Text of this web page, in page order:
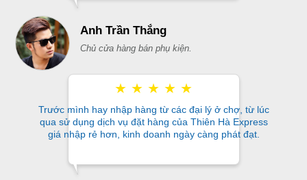
Anh Trần Thắng
Chủ cửa hàng bán phụ kiện.
★ ★ ★ ★ ★
Trước mình hay nhập hàng từ các đại lý ở chợ, từ lúc
qua sử dụng dịch vụ đặt hàng của Thiên Hà Express
giá nhập rẻ hơn, kinh doanh ngày càng phát đạt.